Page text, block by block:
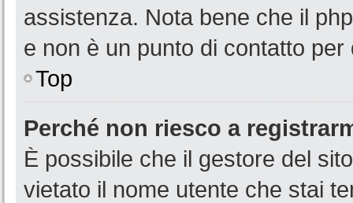
assistenza. Nota bene che il
e non è un punto di contatto
Top
Perché non riesco a
È possibile che il gestore del
vietato il nome utente che stai